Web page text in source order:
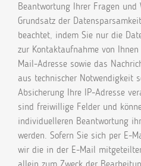
Beantwortung Ihrer Fragen und
Grundsatz der
beachtet, indem Sie nur die
zur Kontaktaufnahme von
Mail-Adresse sowie das
aus technischer Notwendigkeit
Absicherung Ihre IP-Adresse
sind freiwillige Felder und
individuelleren Beantwortung
werden. Sofern Sie sich per E-
wir die in der E-Mail